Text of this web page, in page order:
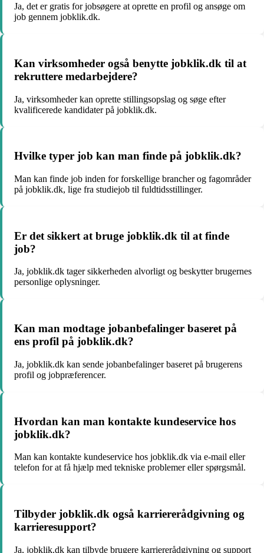
Ja, det er gratis for jobsøgere at oprette en profil og ansøge om
job gennem jobklik.dk.
Kan virksomheder også benytte jobklik.dk til at
rekruttere medarbejdere?
Ja, virksomheder kan oprette stillingsopslag og søge efter
kvalificerede kandidater på jobklik.dk.
Hvilke typer job kan man finde på jobklik.dk?
Man kan finde job inden for forskellige brancher og fagområder
på jobklik.dk, lige fra studiejob til fuldtidsstillinger.
Er det sikkert at bruge jobklik.dk til at finde
job?
Ja, jobklik.dk tager sikkerheden alvorligt og beskytter brugernes
personlige oplysninger.
Kan man modtage jobanbefalinger baseret på
ens profil på jobklik.dk?
Ja, jobklik.dk kan sende jobanbefalinger baseret på brugerens
profil og jobpræferencer.
Hvordan kan man kontakte kundeservice hos
jobklik.dk?
Man kan kontakte kundeservice hos jobklik.dk via e-mail eller
telefon for at få hjælp med tekniske problemer eller spørgsmål.
Tilbyder jobklik.dk også karriererådgivning og
karrieresupport?
Ja, jobklik.dk kan tilbyde brugere karriererådgivning og support